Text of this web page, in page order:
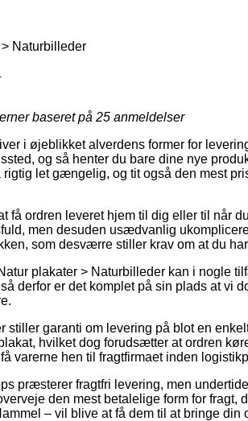
Naturbilleder
baseret på 25 anmeldelser
i øjeblikket alverdens former for
og så henter du bare dine nye
let gængelig, og tit også den mest
få ordren leveret hjem til dig eller til når
men desuden usædvanlig
som desværre stiller krav om at du
plakater > Naturbilleder kan i nogle
derfor er det komplet på sin plads at vi
garanti om levering på blot en
hvilket dog forudsætter at ordren
varerne hen til fragtfirmaet inden
præsterer fragtfri levering, men
den mest betalelige form for fragt,
– vil blive at få dem til at bringe din